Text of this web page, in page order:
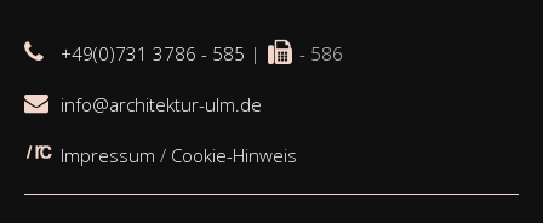
+49(0)731 3786 - 585 | - 586
info@architektur-ulm.de
Impressum / Cookie-Hinweis